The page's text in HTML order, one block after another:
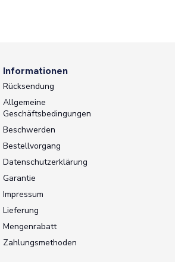
Informationen
Rücksendung
Allgemeine
Geschäftsbedingungen
Beschwerden
Bestellvorgang
Datenschutzerklärung
Garantie
Impressum
Lieferung
Mengenrabatt
Zahlungsmethoden